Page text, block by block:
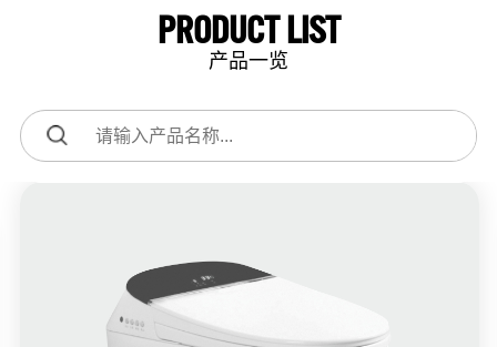
PRODUCT LIST
产品一览